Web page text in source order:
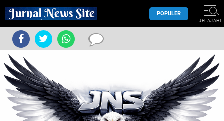
POPULER
JELAJAHI